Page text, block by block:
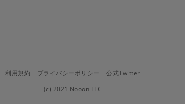
利用規約 プライバシーポリシー
公式Twitter
(c) 2021 Nooon LLC